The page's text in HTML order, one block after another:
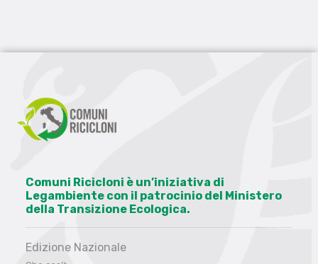
Comuni Ricicloni è un’iniziativa di
Legambiente con il patrocinio del Ministero
della Transizione Ecologica.
Edizione Nazionale